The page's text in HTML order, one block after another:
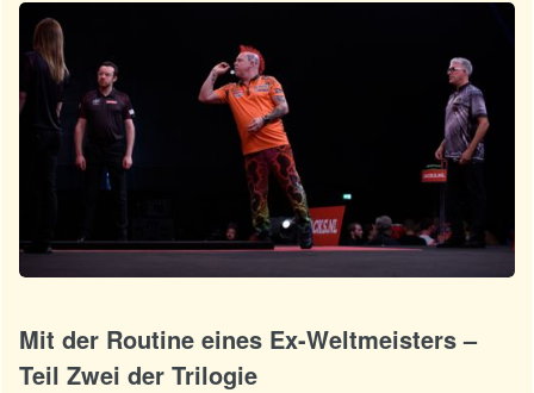
Mit der Routine eines Ex-Weltmeisters –
Teil Zwei der Trilogie